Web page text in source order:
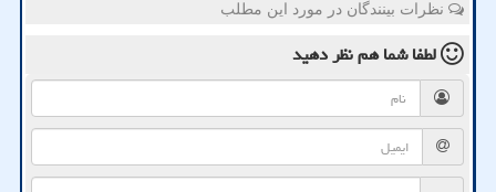
نظرات بینندگان در مورد این مطلب
لطفا شما همنظر دهید